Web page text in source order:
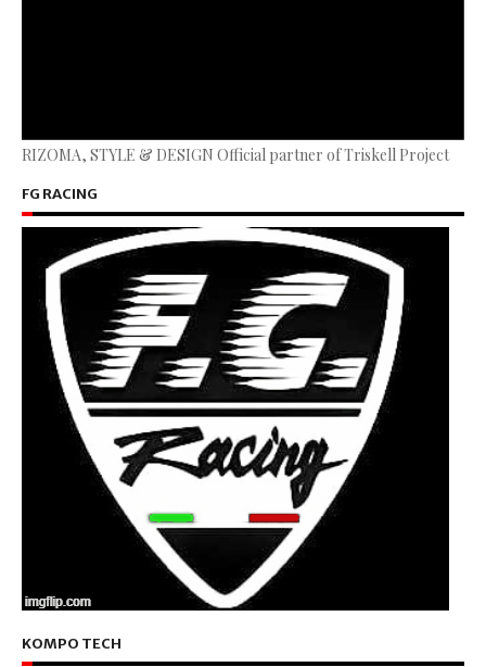
RIZOMA, STYLE & DESIGN Official partner of Triskell Project
FG RACING
KOMPO TECH